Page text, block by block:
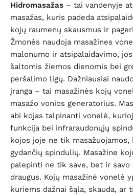
Hidromasažas – tai vandenyje
masažas, kuris padeda
kojų raumenų skausmus ir
Žmonės naudoja masažines
malonumo ir atsipalaidavimo,
šaltomis žiemos dienomis bei
peršalimo ligų. Dažniausiai
įranga – tai masažinės kojų
masažo vonios generatorius.
abi kojas talpinanti vonelė,
funkcija bei infraraudonųjų
kojos joje ne tik
gydančių spindulių. Masažine
palepinti ne tik save, bet ir savo
draugus. Kojų masažinė vonelė
kuriems dažnai šąla, skauda, ar